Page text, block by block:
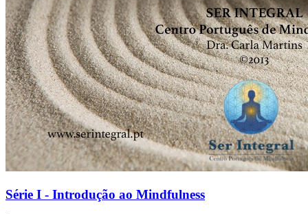
Série I - Introdução ao Mindfulness